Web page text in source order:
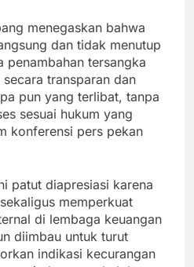
menegaskan bahwa
dan tidak menutup
penambahan tersangka
transparan dan
pun yang terlibat, tanpa
sesuai hukum yang
konferensi pers pekan
patut diapresiasi karena
memperkuat
di lembaga keuangan
diimbau untuk turut
indikasi kecurangan